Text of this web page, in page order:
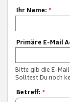
Ihr Name: *
Primäre E-Mail
Bitte gib die E-
Solltest Du noch
Betreff: *